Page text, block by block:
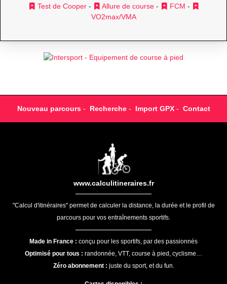
Test de Cooper- Allure de course- FCM -
VO2max/VMA
Nouveau parcours- Recherche- Import GPX- Contact
www.calculitineraires.fr
"Calcul d'itinéraires" permet de calculer la distance, la durée et le profil de
parcours pour vos entraînements sportifs.
Made in France : conçu pour les sportifs, par des passionnés
Optimisé pour tous : randonnée, VTT, course à pied, cyclisme…
Zéro abonnement : juste du sport, et du fun.